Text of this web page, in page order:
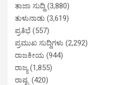
ತಾಜಾ ಸುದ್ದಿ (3,880)
ತುಳುನಾಡು (3,619)
ಪ್ರತಿಭೆ (557)
ಪ್ರಮುಖ ಸುದ್ದಿಗಳು (2,292)
ರಾಜಕೀಯ (944)
ರಾಜ್ಯ(1,855)
ರಾಷ್ಟ್ರ (420)